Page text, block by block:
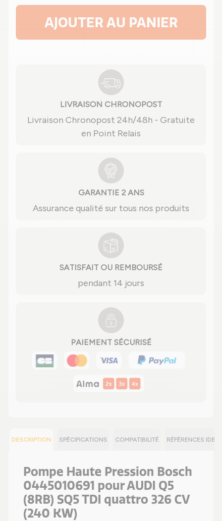
AJOUTER AU PANIER
LIVRAISON CHRONOPOST
Livraison Chronopost 24h/48h - Gratuite
en Point Relais
GARANTIE 2 ANS
Assurance qualité sur tous nos produits
SATISFAIT OU REMBOURSÉ
pendant 14 jours
PAIEMENT SÉCURISÉ
DESCRIPTION SPÉCIFICATIONS COMPATIBILITÉ RÉFÉRENCES
Pompe Haute Pression Bosch
0445010691 pour AUDI Q5
(8RB) SQ5 TDI quattro 326 CV
(240 KW)